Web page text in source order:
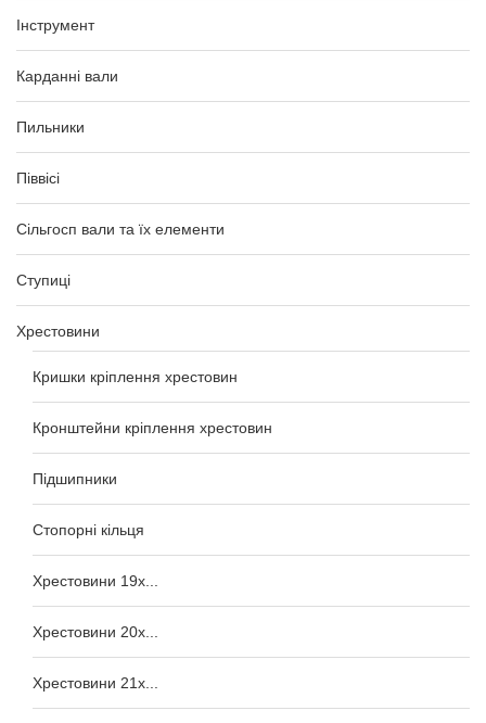
Інструмент
Карданні вали
Пильники
Піввісі
Сільгосп вали та їх елементи
Ступиці
Хрестовини
Кришки кріплення хрестовин
Кронштейни кріплення хрестовин
Підшипники
Стопорні кільця
Хрестовини 19x...
Хрестовини 20x...
Хрестовини 21x...